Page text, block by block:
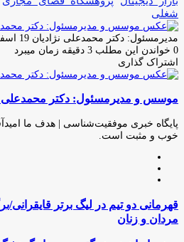
شغلی
مدیرمسئول: دکتر محمدعلی نژادیان ارسال
ایمیل
19 اسفند 1399 16:12
0 خواندن این مطلب 3 دقیقه زمان میبرد
اشتراک گذاری
فیس
توئیتر
لینکدین
واتس
تلگرام
اشتراک
از
ایمیل
چاپ
موسس و مدیرمسئول: دکتر محمدعلی
پایگاه خبری موفقیت‌شناسی | هدف ما
خوب و مثبت است.
قهرمانی
دو
تیم
قهرمانی دو تیم در لیگ برتر
مردان و زنان